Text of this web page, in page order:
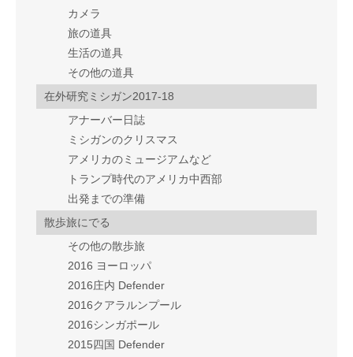
カメラ
旅の道具
生活の道具
その他の道具
在外研究ミシガン2017-18
アナーバー日誌
ミシガンのクリスマス
アメリカのミュージアムなど
トランプ時代のアメリカ中西部
出発までの準備
散歩旅にでる
その他の散歩旅
2016 ヨーロッパ
2016庄内 Defender
2016クアラルンプール
2016シンガポール
2015四国 Defender